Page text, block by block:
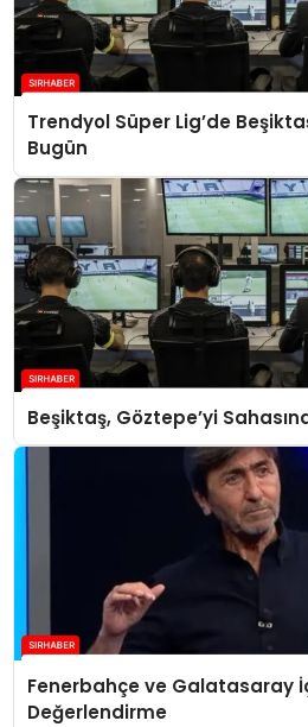
Trendyol Süper Lig’de
Bugün
Beşiktaş, Göztepe’yi
Fenerbahçe ve Galatasaray
Değerlendirme